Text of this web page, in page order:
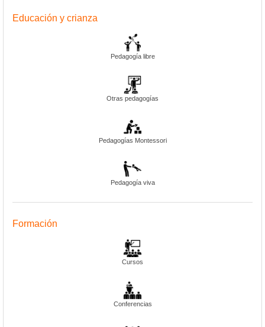
Educación y crianza
Pedagogía libre
Otras pedagogías
Pedagogías Montessori
Pedagogía viva
Formación
Cursos
Conferencias